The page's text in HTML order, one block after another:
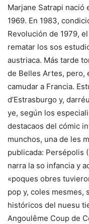
Marjane Satrapi nació
1969. En 1983,
Revolución de 1979,
rematar los sos
austriaca. Más tarde
de Belles Artes, pero,
camudar a Francia.
d’Estrasburgo y,
ye, según los
destacaos del cómic
munchos, una de les
publicada: Persépolis
narra la so infancia y
«poques obres
pop y, coles mesmes,
históricos del nuesu
Angoulême Coup de